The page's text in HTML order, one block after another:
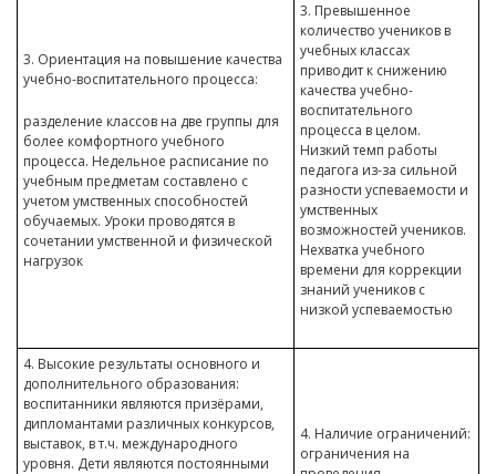
3. Ориентация на повышение качества
учебно-воспитательного процесса:
разделение классов на две группы для
более комфортного учебного
процесса. Недельное расписание по
учебным предметам составлено с
учетом умственных способностей
обучаемых. Уроки проводятся в
сочетании умственной и физической
нагрузок
3. Превышенное
количество учеников в
учебных классах
приводит к снижению
качества учебно-
воспитательного
процесса в целом.
Низкий темп работы
педагога из-за сильной
разности успеваемости и
умственных
возможностей учеников.
Нехватка учебного
времени для коррекции
знаний учеников с
низкой успеваемостью
4. Высокие результаты основного и
дополнительного образования:
воспитанники являются призёрами,
дипломантами различных конкурсов,
выставок, в т.ч. международного
уровня. Дети являются постоянными
4. Наличие ограничений:
ограничения на